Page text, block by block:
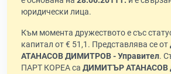
юридически лица.
Към момента дружеството е със
капитал от € 51,1. Представлява се от
АТАНАСОВ ДИМИТРОВ - Управител.
ПАРТ КОРЕА са ДИМИТЪР